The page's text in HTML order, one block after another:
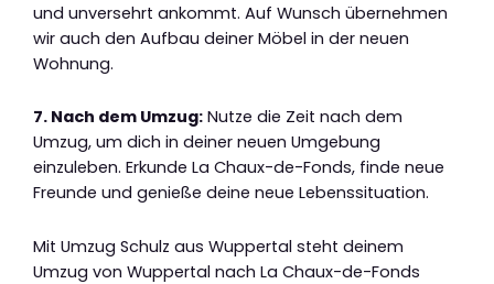
und unversehrt ankommt. Auf Wunsch übernehmen
wir auch den Aufbau deiner Möbel in der neuen
Wohnung.
7. Nach dem Umzug: Nutze die Zeit nach dem
Umzug, um dich in deiner neuen Umgebung
einzuleben. Erkunde La Chaux-de-Fonds, finde neue
Freunde und genieße deine neue Lebenssituation.
Mit Umzug Schulz aus Wuppertal steht deinem
Umzug von Wuppertal nach La Chaux-de-Fonds